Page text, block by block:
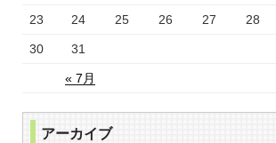
« 7月
23 24 25 26 27 28
30 31
アーカイブ